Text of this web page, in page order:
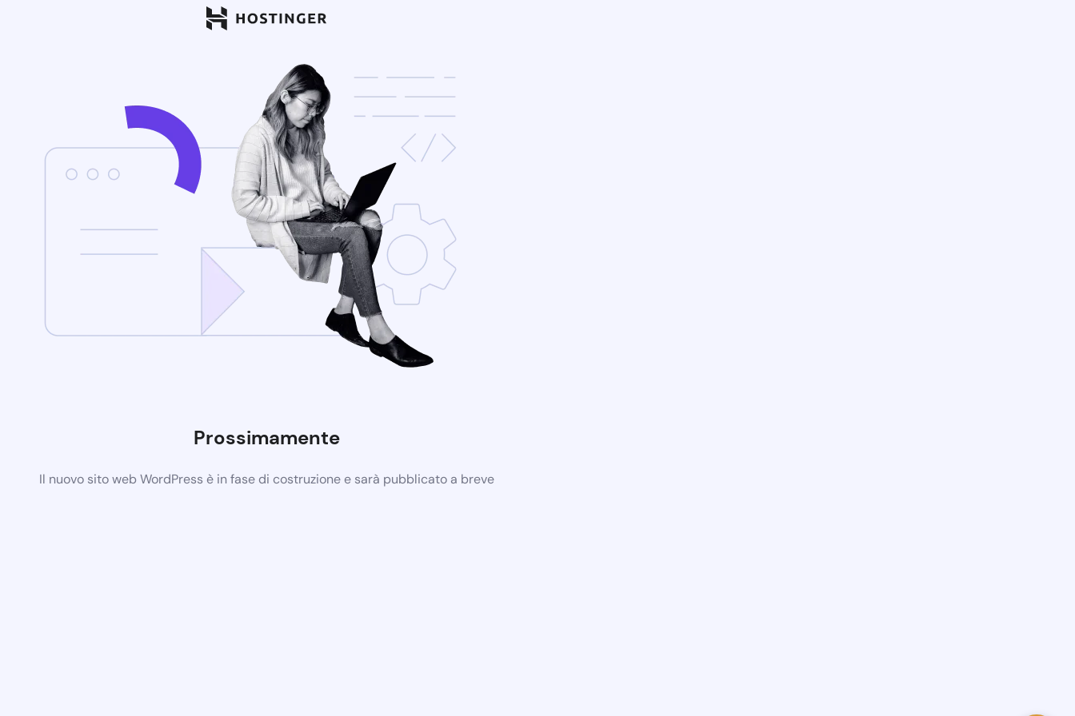
Prossimamente
Il nuovo sito web WordPress è in fase di costruzione e sarà pubblicato a breve